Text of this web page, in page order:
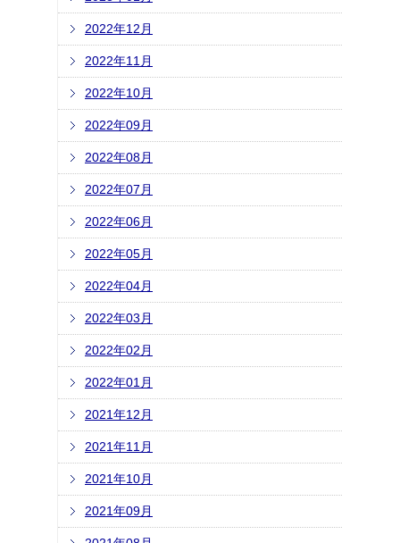
2022年12月
2022年11月
2022年10月
2022年09月
2022年08月
2022年07月
2022年06月
2022年05月
2022年04月
2022年03月
2022年02月
2022年01月
2021年12月
2021年11月
2021年10月
2021年09月